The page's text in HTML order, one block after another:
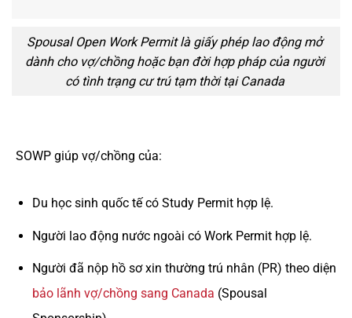
Spousal Open Work Permit là giấy phép lao động mở
dành cho vợ/chồng hoặc bạn đời hợp pháp của người
có tình trạng cư trú tạm thời tại Canada
SOWP giúp vợ/chồng của:
Du học sinh quốc tế có Study Permit hợp lệ.
Người lao động nước ngoài có Work Permit hợp lệ.
Người đã nộp hồ sơ xin thường trú nhân (PR) theo diện
bảo lãnh vợ/chồng sang Canada (Spousal